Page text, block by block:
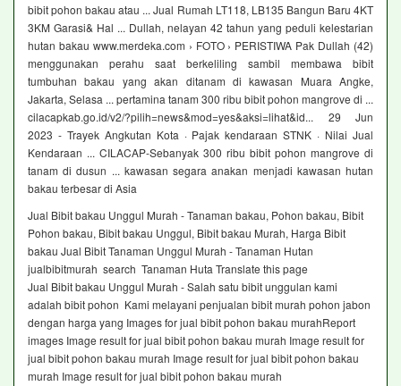
bibit pohon bakau atau ... Jual Rumah LT118, LB135 Bangun Baru 4KT
3KM Garasi& Hal ... Dullah, nelayan 42 tahun yang peduli kelestarian
hutan bakau www.merdeka.com › FOTO › PERISTIWA Pak Dullah (42)
menggunakan perahu saat berkeliling sambil membawa bibit
tumbuhan bakau yang akan ditanam di kawasan Muara Angke,
Jakarta, Selasa ... pertamina tanam 300 ribu bibit pohon mangrove di ...
cilacapkab.go.id/v2/?pilih=news&mod=yes&aksi=lihat&id... 29 Jun
2023 - Trayek Angkutan Kota · Pajak kendaraan STNK · Nilai Jual
Kendaraan ... CILACAP-Sebanyak 300 ribu bibit pohon mangrove di
tanam di dusun ... kawasan segara anakan menjadi kawasan hutan
bakau terbesar di Asia
Jual Bibit bakau Unggul Murah - Tanaman bakau, Pohon bakau, Bibit
Pohon bakau, Bibit bakau Unggul, Bibit bakau Murah, Harga Bibit
bakau Jual Bibit Tanaman Unggul Murah - Tanaman Hutan
jualbibitmurah search Tanaman Huta Translate this page
Jual Bibit bakau Unggul Murah - Salah satu bibit unggulan kami
adalah bibit pohon Kami melayani penjualan bibit murah pohon jabon
dengan harga yang Images for jual bibit pohon bakau murahReport
images Image result for jual bibit pohon bakau murah Image result for
jual bibit pohon bakau murah Image result for jual bibit pohon bakau
murah Image result for jual bibit pohon bakau murah